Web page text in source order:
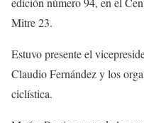
Mitre 23.
Estuvo presente el
Claudio Fernández y los
ciclística.